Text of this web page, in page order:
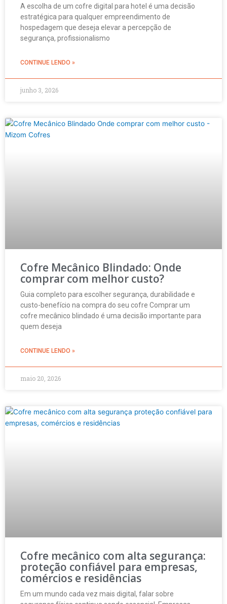
A escolha de um cofre digital para hotel é uma decisão
estratégica para qualquer empreendimento de
hospedagem que deseja elevar a percepção de
segurança, profissionalismo
CONTINUE LENDO »
junho 3, 2026
Cofre Mecânico Blindado: Onde
comprar com melhor custo?
Guia completo para escolher segurança, durabilidade e
custo-benefício na compra do seu cofre Comprar um
cofre mecânico blindado é uma decisão importante para
quem deseja
CONTINUE LENDO »
maio 20, 2026
Cofre mecânico com alta segurança:
proteção confiável para empresas,
comércios e residências
Em um mundo cada vez mais digital, falar sobre